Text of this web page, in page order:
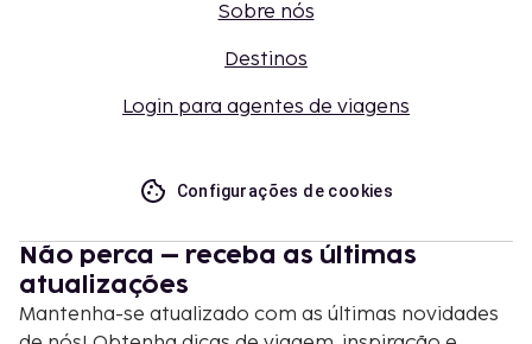
Sobre nós
Destinos
Login para agentes de viagens
Configurações de cookies
Não perca – receba as últimas
atualizações
Mantenha-se atualizado com as últimas novidades